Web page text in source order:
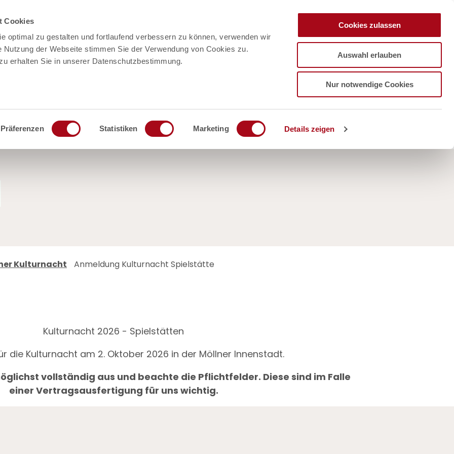
Cookies
optimal zu gestalten und fortlaufend verbessern zu können, verwenden wir
der Webseite stimmen Sie der Verwendung von Cookies zu.
erhalten Sie in unserer Datenschutzbestimmung.
Präferenzen Statistiken Marketing Details zeigen
Cookies zulassen
Auswahl erlauben
Nur notwendige Cookies
& Medien
Kulturnacht Anmeldung Kulturnacht Spielstätte
Kulturnacht 2026 - Spielstätten
die Kulturnacht am 2. Oktober 2026 in der Möllner Innenstadt.
vollständig aus und beachte die Pflichtfelder. Diese sind im Falle
einer Vertragsausfertigung für uns wichtig.